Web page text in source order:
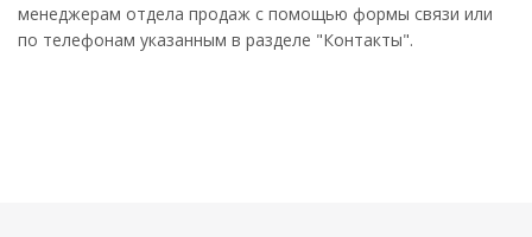
менеджерам отдела продаж с помощью формы связи или
по телефонам указанным в разделе "Контакты".